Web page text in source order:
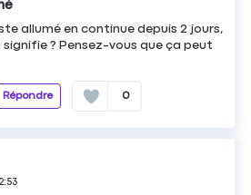
allumé en continue depuis 2 jours,
? Pensez-vous que ça peut
Répondre 0